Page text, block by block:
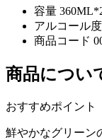
容量
アルコール
商品コード
商品につい
おすすめポイント
鮮やかなグリーン